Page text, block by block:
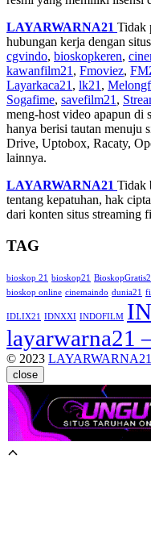
LAYARWARNA21 Tidak
hubungan kerja dengan
cgvindo, bioskopkeren,
kawanfilm21 , Fmoviez,
Layarkaca21 , lk21 ,
Sogafime, savefilm21 ,
meng-host video apapun di
hanya berisi tautan menuju
Drive, Uptobox, Racaty,
lainnya.
LAYARWARNA21 Tidak
tentang kepatuhan, hak
dari konten situs streaming
TAG
bioskop 21 bioskop21
bioskop online cinemaindo dunia21
IDLIX21 IDNXXI INDOFILM
layarwarna21
© 2023 LAYARWARNA21
close